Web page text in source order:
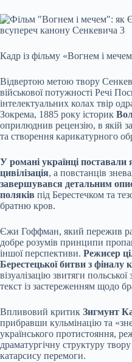
Кадр із фільму «Вогнем і
Відвертою метою твору
військової потужності Речі
інтелектуальних колах твір
Зокрема, 1885 року історик
оприлюднив рецензію, в якій
та створення карикатурного
У романі українці
цивілізація, а повстанців
завершувався детальним
поляків під Берестечком та
братню кров.
Єжи Гоффман, який пережив
добре розумів принципи
іншої перспективи. Режисер
Берестецької битви з фіналу
візуалізацію звитяги
текст із застереженням щодо
Впливовий критик Зигмунт
прибравши кульмінацію та
українського протистояння,
драматургічну структуру
катарсису перемоги.